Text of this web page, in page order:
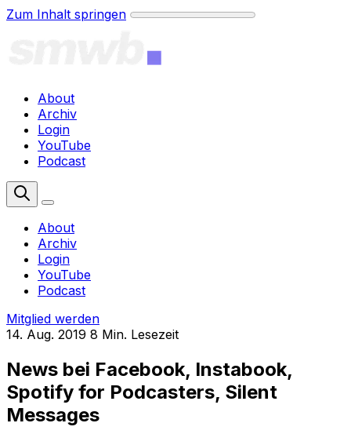
Zum Inhalt springen
About
Archiv
Login
YouTube
Podcast
About
Archiv
Login
YouTube
Podcast
Mitglied werden
14. Aug. 2019 8 Min. Lesezeit
News bei Facebook, Instabook,
Spotify for Podcasters, Silent
Messages